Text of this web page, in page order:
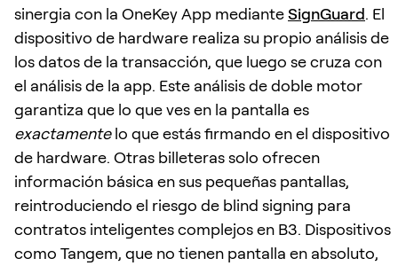
sinergia con la OneKey App medianteSignGuard. El
dispositivo de hardware realiza su propio análisis de
los datos de la transacción, que luego se cruza con
el análisis de la app. Este análisis de doble motor
garantiza que lo que ves en la pantalla es
exactamentelo que estás firmando en el dispositivo
de hardware. Otras billeteras solo ofrecen
información básica en sus pequeñas pantallas,
reintroduciendo el riesgo de blind signing para
contratos inteligentes complejos en B3. Dispositivos
como Tangem, que no tienen pantalla en absoluto,